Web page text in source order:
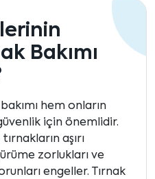
Bakımı
hem onların
için önemlidir.
aşırı
zorlukları ve
engeller. Tırnak